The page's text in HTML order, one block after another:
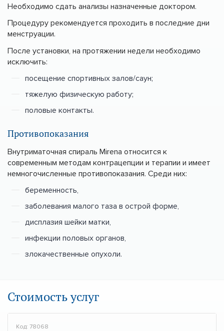
Необходимо сдать анализы назначенные доктором.
Процедуру рекомендуется проходить в последние дни
менструации.
После установки, на протяжении недели необходимо
исключить:
посещение спортивных залов/саун;
тяжелую физическую работу;
половые контакты.
Противопоказания
Внутриматочная спираль Mirena относится к
современным методам контрацепции и терапии и имеет
немногочисленные противопоказания. Среди них:
беременность,
заболевания малого таза в острой форме,
дисплазия шейки матки,
инфекции половых органов,
злокачественные опухоли.
Стоимость услуг
Код: 78068